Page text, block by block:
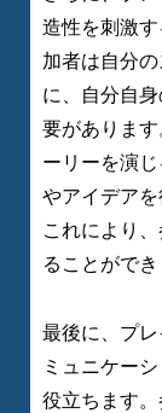
造性を刺激
加者は自分
に、自分自
要がありま
ーリーを演
やアイデアを
これにより
ることができ
最後に、プ
ミュニケー
役立ちます